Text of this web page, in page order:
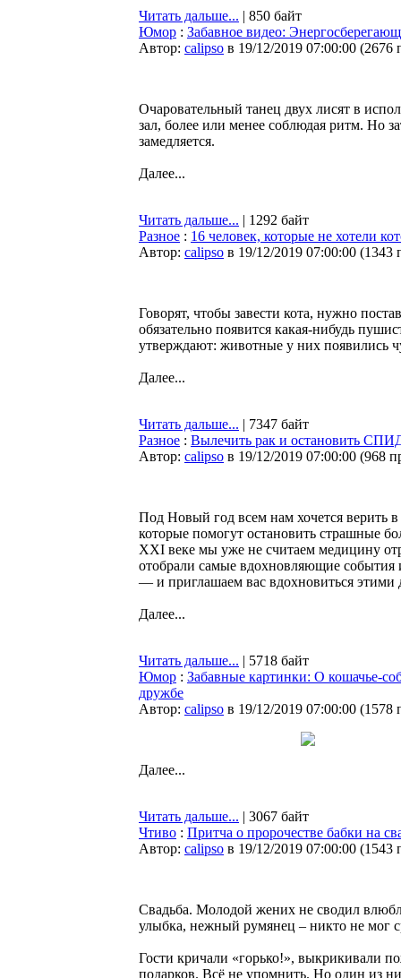
Читать дальше... | 850 байт
Юмор : Забавное видео:
Автор: calipso в 19/12/2019 07:00:00 (2676
Очаровательный танец двух лисят в
зал, более или менее соблюдая ритм. Но
замедляется.
Далее...
Читать дальше... | 1292 байт
Разное : 16 человек, которые не хотели
Автор: calipso в 19/12/2019 07:00:00 (1343
Говорят, чтобы завести кота, нужно
обязательно появится какая-нибудь
утверждают: животные у них появились
Далее...
Читать дальше... | 7347 байт
Разное : Вылечить рак и остановить
Автор: calipso в 19/12/2019 07:00:00 (968
Под Новый год всем нам хочется верить
которые помогут остановить страшные
XXI веке мы уже не считаем медицину
отобрали самые вдохновляющие
— и приглашаем вас вдохновиться этими
Далее...
Читать дальше... | 5718 байт
Юмор : Забавные картинки: О кошачье-
дружбе
Автор: calipso в 19/12/2019 07:00:00 (1578
Далее...
Читать дальше... | 3067 байт
Чтиво : Притча о пророчестве бабки на
Автор: calipso в 19/12/2019 07:00:00 (1543
Свадьба. Молодой жених не сводил
улыбка, нежный румянец – никто не мог
Гости кричали «горько!», выкрикивали
подарков. Всё не упомнить. Но один из